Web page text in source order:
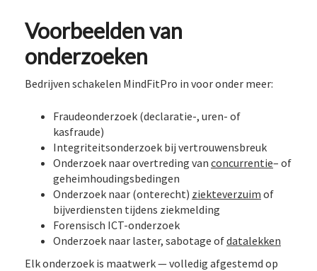
Voorbeelden van
onderzoeken
Bedrijven schakelen MindFitPro in voor onder meer:
Fraudeonderzoek (declaratie-, uren- of
kasfraude)
Integriteitsonderzoek bij vertrouwensbreuk
Onderzoek naar overtreding van concurrentie– of
geheimhoudingsbedingen
Onderzoek naar (onterecht) ziekteverzuim of
bijverdiensten tijdens ziekmelding
Forensisch ICT-onderzoek
Onderzoek naar laster, sabotage ofdatalekken
Elk onderzoek is maatwerk — volledig afgestemd op